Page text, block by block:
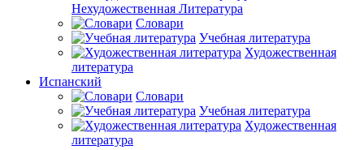
Нехудожественная Литература
Словари
Учебная литература
Художественная
литература
Испанский
Словари
Учебная литература
Художественная
литература